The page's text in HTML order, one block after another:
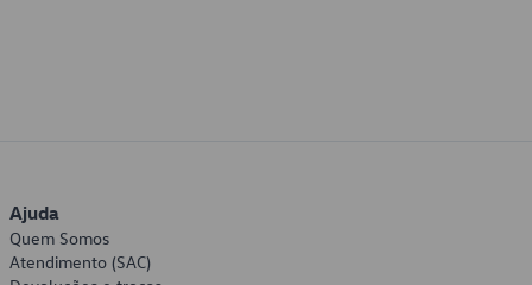
Ajuda
Quem Somos
Atendimento (SAC)